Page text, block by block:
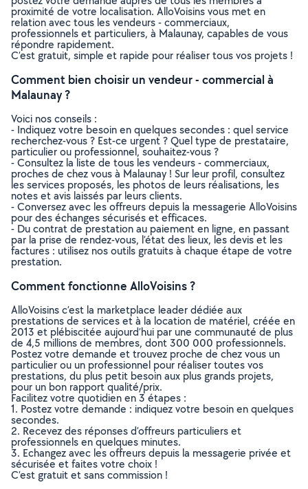
proximité de votre localisation. AlloVoisins vous met en
relation avec tous les vendeurs - commerciaux,
professionnels et particuliers, à Malaunay, capables de vous
répondre rapidement.
C’est gratuit, simple et rapide pour réaliser tous vos projets !
Comment bien choisir un vendeur - commercial à
Malaunay ?
Voici nos conseils :
- Indiquez votre besoin en quelques secondes : quel service
recherchez-vous ? Est-ce urgent ? Quel type de prestataire,
particulier ou professionnel, souhaitez-vous ?
- Consultez la liste de tous les vendeurs - commerciaux,
proches de chez vous à Malaunay ! Sur leur profil, consultez
les services proposés, les photos de leurs réalisations, les
notes et avis laissés par leurs clients.
- Conversez avec les offreurs depuis la messagerie AlloVoisins
pour des échanges sécurisés et efficaces.
- Du contrat de prestation au paiement en ligne, en passant
par la prise de rendez-vous, l’état des lieux, les devis et les
factures : utilisez nos outils gratuits à chaque étape de votre
prestation.
Comment fonctionne AlloVoisins ?
AlloVoisins c’est la marketplace leader dédiée aux
prestations de services et à la location de matériel, créée en
2013 et plébiscitée aujourd’hui par une communauté de plus
de 4,5 millions de membres, dont 300 000 professionnels.
Postez votre demande et trouvez proche de chez vous un
particulier ou un professionnel pour réaliser toutes vos
prestations, du plus petit besoin aux plus grands projets,
pour un bon rapport qualité/prix.
Facilitez votre quotidien en 3 étapes :
1. Postez votre demande : indiquez votre besoin en quelques
secondes.
2. Recevez des réponses d’offreurs particuliers et
professionnels en quelques minutes.
3. Echangez avec les offreurs depuis la messagerie privée et
sécurisée et faites votre choix !
C’est gratuit et sans commission !